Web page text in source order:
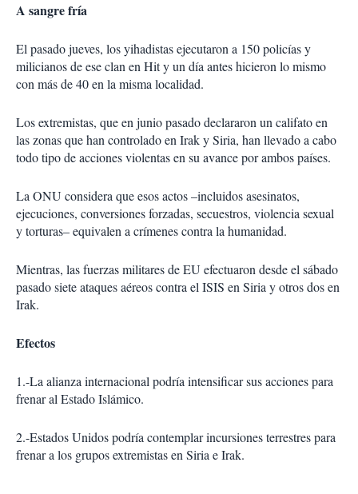
A sangre fría
El pasado jueves, los yihadistas ejecutaron a 150 policías y
milicianos de ese clan en Hit y un día antes hicieron lo mismo
con más de 40 en la misma localidad.
Los extremistas, que en junio pasado declararon un califato en
las zonas que han controlado en Irak y Siria, han llevado a cabo
todo tipo de acciones violentas en su avance por ambos países.
La ONU considera que esos actos –incluidos asesinatos,
ejecuciones, conversiones forzadas, secuestros, violencia sexual
y torturas– equivalen a crímenes contra la humanidad.
Mientras, las fuerzas militares de EU efectuaron desde el sábado
pasado siete ataques aéreos contra el ISIS en Siria y otros dos en
Irak.
Efectos
1.-La alianza internacional podría intensificar sus acciones para
frenar al Estado Islámico.
2.-Estados Unidos podría contemplar incursiones terrestres para
frenar a los grupos extremistas en Siria e Irak.